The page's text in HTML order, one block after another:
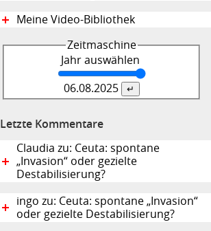
Meine Video-Bibliothek
Zeitmaschine
Jahr auswählen
06.08.2025
Letzte Kommentare
Claudia zu: Ceuta: spontane
„Invasion“ oder gezielte
Destabilisierung?
ingo zu: Ceuta: spontane „Invasion“
oder gezielte Destabilisierung?